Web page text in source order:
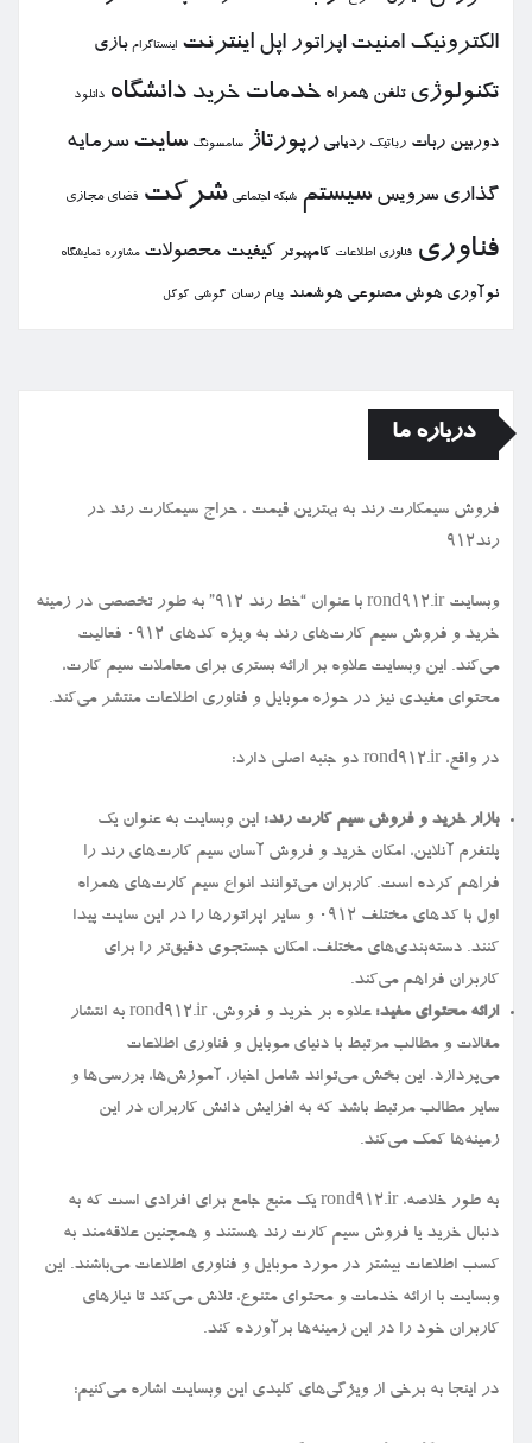
الكترونیك امنیت اپراتور اپل اینترنت اینستاگرام بازی
تكنولوژی تلفن همراه خدمات خرید دانشگاه دانلود
دوربین ربات رباتیك ردیابی رپورتاژ سامسونگ سایت سرمایه
گذاری سرویس سیستم شبكه اجتماعی شركت فضای مجازی
فناوری فناوری اطلاعات كامپیوتر كیفیت محصولات مشاوره نمایشگاه
نوآوری هوش مصنوعی هوشمند پیام رسان گوشی گوگل
درباره ما
فروش سیمكارت رند به بهترین قیمت ، حراج سیمكارت رند در
رند912
وبسایت rond912.ir با عنوان “خط رند ۹۱۲” به طور تخصصی در زمینه
خرید و فروش سیم کارت‌های رند به ویژه کدهای ۰۹۱۲ فعالیت
می‌کند. این وبسایت علاوه بر ارائه بستری برای معاملات سیم کارت،
محتوای مفیدی نیز در حوزه موبایل و فناوری اطلاعات منتشر می‌کند.
در واقع، rond912.ir دو جنبه اصلی دارد:
بازار خرید و فروش سیم کارت رند: این وبسایت به عنوان یک
پلتفرم آنلاین، امکان خرید و فروش آسان سیم کارت‌های رند را
فراهم کرده است. کاربران می‌توانند انواع سیم کارت‌های همراه
اول با کدهای مختلف ۰۹۱۲ و سایر اپراتورها را در این سایت پیدا
کنند. دسته‌بندی‌های مختلف، امکان جستجوی دقیق‌تر را برای
کاربران فراهم می‌کند.
ارائه محتوای مفید:
علاوه بر خرید و فروش، rond912.ir به انتشار
مقالات و مطالب مرتبط با دنیای موبایل و فناوری اطلاعات
می‌پردازد. این بخش می‌تواند شامل اخبار، آموزش‌ها، بررسی‌ها و
سایر مطالب مرتبط باشد که به افزایش دانش کاربران در این
زمینه‌ها کمک می‌کند.
به طور خلاصه، rond912.ir یک منبع جامع برای افرادی است که به
دنبال خرید یا فروش سیم کارت رند هستند و همچنین علاقه‌مند به
کسب اطلاعات بیشتر در مورد موبایل و فناوری اطلاعات می‌باشند. این
وبسایت با ارائه خدمات و محتوای متنوع، تلاش می‌کند تا نیازهای
کاربران خود را در این زمینه‌ها برآورده کند.
در اینجا به برخی از ویژگی‌های کلیدی این وبسایت اشاره می‌کنیم: